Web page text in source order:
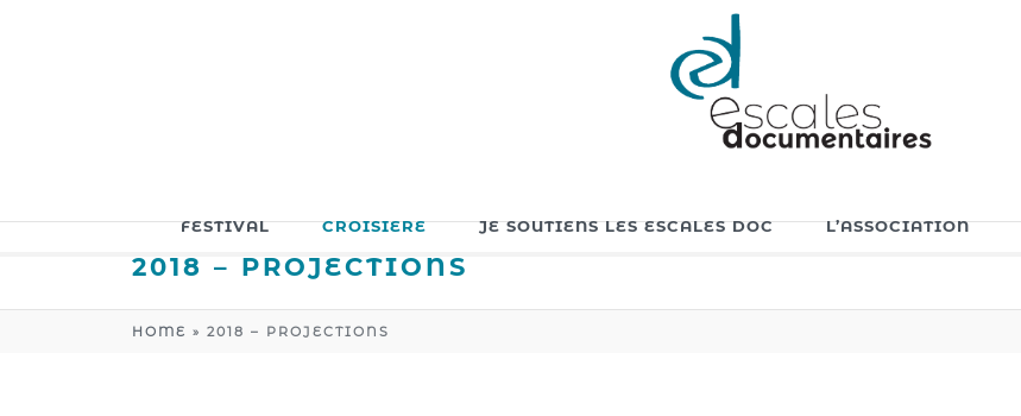
FESTIVAL CROISIERE JE SOUTIENS LES ESCALES DOC L’ASSOCIATION
2018 – PROJECTIONS
HOME » 2018 – PROJECTIONS